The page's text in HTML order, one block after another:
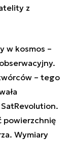
z
w kosmos –
– tego
SatRevolution.
powierzchnię
Wymiary